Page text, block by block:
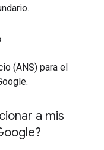
(ANS) para el
a mis